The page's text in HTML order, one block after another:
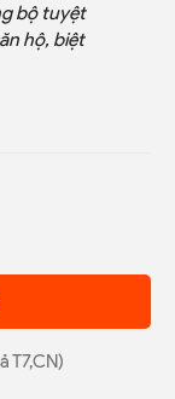
bộ tuyệt
hộ, biệt
T7,CN)